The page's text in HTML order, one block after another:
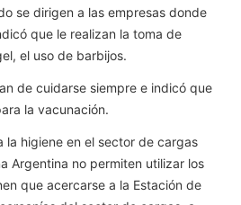
se dirigen a las empresas donde
que le realizan la toma de
el uso de barbijos.
de cuidarse siempre e indicó que
la vacunación.
la higiene en el sector de cargas
Argentina no permiten utilizar los
que acercarse a la Estación de